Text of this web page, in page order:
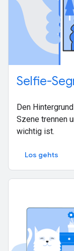
Selfie-
Den
Szene trennen
wichtig ist.
Los gehts